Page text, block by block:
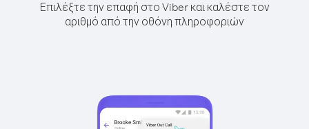
Επιλέξτε την επαφή στο Viber και καλέστε τον
αριθμό από την οθόνη πληροφοριών